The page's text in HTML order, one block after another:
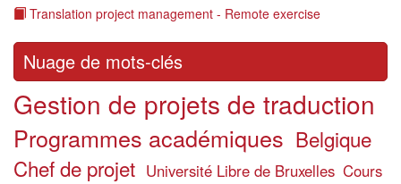
Translation project management - Remote exercise
Nuage de mots-clés
Gestion de projets de traduction
Programmes académiques Belgique
Chef de projet Université Libre de Bruxelles Cours